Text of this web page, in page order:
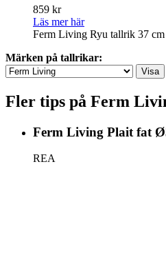
859 kr
Läs mer här
Ferm Living Ryu tallrik 37 cm
Märken på tallrikar:
Fler tips på Ferm
Ferm Living Plait fat
REA